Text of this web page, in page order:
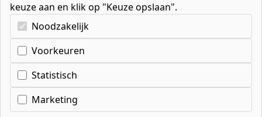
Inschrijven wachtlijst
meeloopdag Allround
barbier
keuze aan en klik op "Keuze opslaan".
Kies uw cookie-voorkeuren
Noodzakelijk
Voorkeuren
Statistisch
Marketing